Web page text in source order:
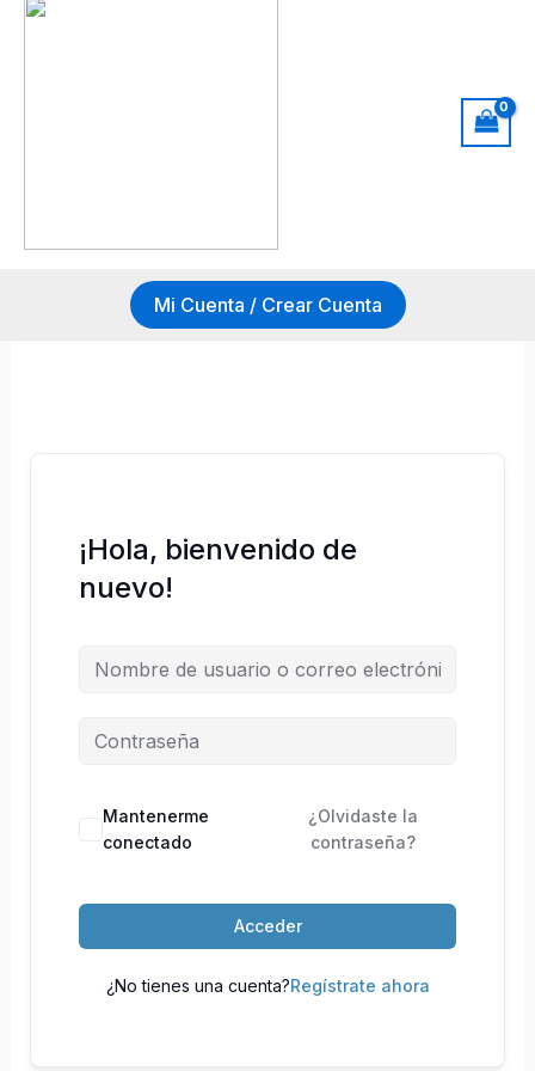
Mi Cuenta / Crear Cuenta
¡Hola, bienvenido de
nuevo!
Mantenerme
conectado
¿Olvidaste la
contraseña?
Acceder
¿No tienes una cuenta?Regístrate ahora